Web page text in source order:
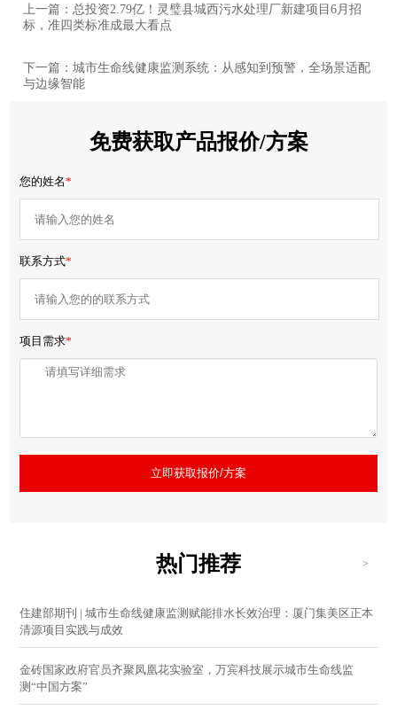
上一篇：总投资2.79亿！灵璧县城西污水处理厂新建项目6月招
标，准四类标准成最大看点
下一篇：城市生命线健康监测系统：从感知到预警，全场景适配
与边缘智能
免费获取产品报价/方案
您的姓名*
联系方式*
项目需求*
立即获取报价/方案
热门推荐 >
住建部期刊 | 城市生命线健康监测赋能排水长效治理：厦门集美区正本
清源项目实践与成效
金砖国家政府官员齐聚凤凰花实验室，万宾科技展示城市生命线监
测“中国方案”